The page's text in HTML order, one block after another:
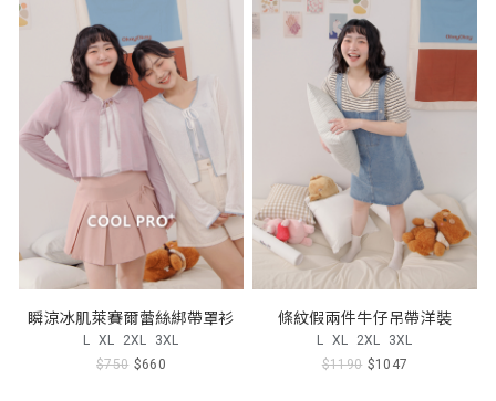
瞬涼冰肌萊賽爾蕾絲綁帶罩衫
L XL 2XL 3XL
$750 $660
條紋假兩件牛仔吊帶洋裝
L XL 2XL 3XL
$1190 $1047